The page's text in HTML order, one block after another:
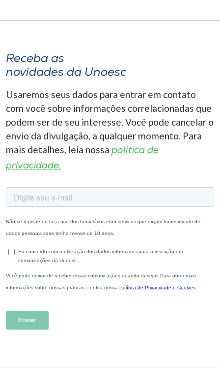
Receba as
novidades da Unoesc
Usaremos seus dados para entrar em contato
com você sobre informações correlacionadas que
podem ser de seu interesse. Você pode cancelar o
envio da divulgação, a qualquer momento. Para
mais detalhes, leia nossa política de
privacidade.